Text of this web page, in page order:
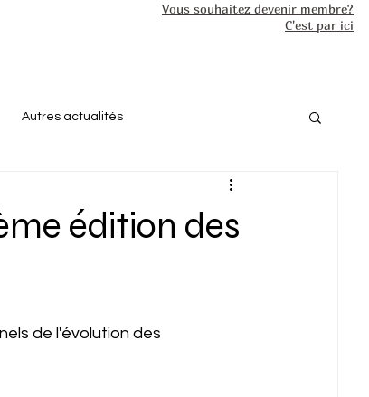
Vous souhaitez devenir membre?
C'est par ici
Autres actualités
édition des
de l'évolution des